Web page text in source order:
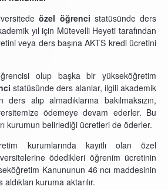
özel öğrenci statüsünde ders
yıl için Mütevelli Heyeti tarafından
veya ders başına AKTS kredi ücretini
olup başka bir yükseköğretim
statüsünde ders alanlar, ilgili akademik
alıp almadıklarına bakılmaksızın,
ödemeye devam ederler. Bu
kurumun belirlediği ücretleri de öderler.
kurumlarında kayıtlı olan özel
ödedikleri öğrenim ücretinin
Kanununun 46 ncı maddesinin
kuruma aktarılır.